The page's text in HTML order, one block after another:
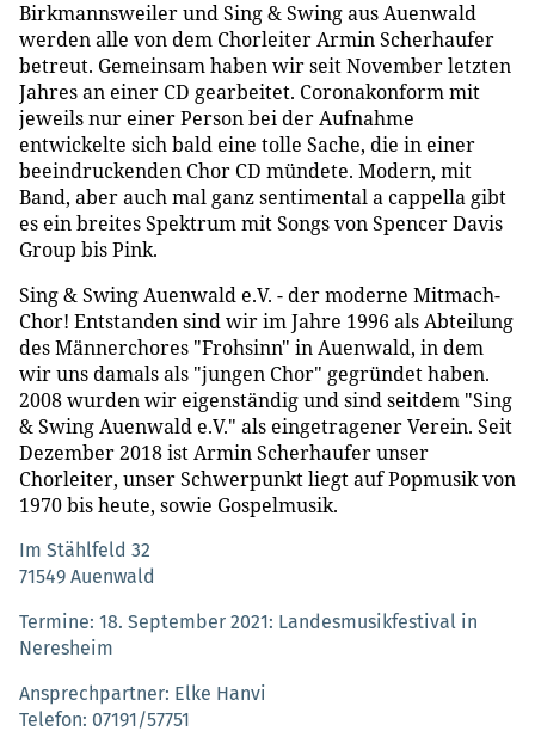
Birkmannsweiler und Sing & Swing aus Auenwald
werden alle von dem Chorleiter Armin Scherhaufer
betreut. Gemeinsam haben wir seit November letzten
Jahres an einer CD gearbeitet. Coronakonform mit
jeweils nur einer Person bei der Aufnahme
entwickelte sich bald eine tolle Sache, die in einer
beeindruckenden Chor CD mündete. Modern, mit
Band, aber auch mal ganz sentimental a cappella gibt
es ein breites Spektrum mit Songs von Spencer Davis
Group bis Pink.
Sing & Swing Auenwald e.V. - der moderne Mitmach-
Chor! Entstanden sind wir im Jahre 1996 als Abteilung
des Männerchores "Frohsinn" in Auenwald, in dem
wir uns damals als "jungen Chor" gegründet haben.
2008 wurden wir eigenständig und sind seitdem "Sing
& Swing Auenwald e.V." als eingetragener Verein. Seit
Dezember 2018 ist Armin Scherhaufer unser
Chorleiter, unser Schwerpunkt liegt auf Popmusik von
1970 bis heute, sowie Gospelmusik.
Im Stählfeld 32
71549 Auenwald
Termine 18. September 2021: Landesmusikfestival in
Neresheim
Ansprechpartner Elke Hanvi
Telefon 07191/57751